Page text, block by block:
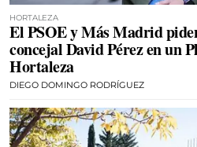
HORTALEZA
El PSOE y Más Madrid
concejal David Pérez en un
Hortaleza
DIEGO DOMINGO RODRÍGUEZ